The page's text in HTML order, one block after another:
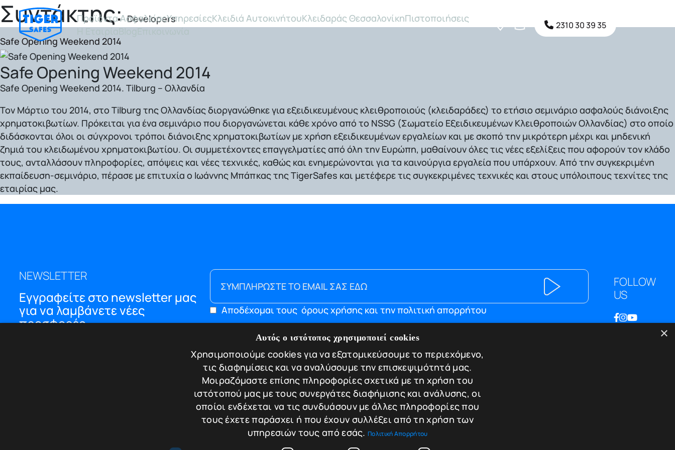
Προϊόντα ΑσφαλείαςΥπηρεσίεςΚλειδιά ΑυτοκινήτουΚλειδαράς ΘεσσαλονίκηΠιστοποιήσεις
Η ΕταιρίαBlogΕπικοινωνία
2310 30 39 35
Συντάκτης:Developers
Safe Opening Weekend 2014
Safe Opening Weekend 2014
Safe Opening Weekend 2014. Tilburg – Ολλανδία
Τον Μάρτιο του 2014, στο Tilburg της Ολλανδίαςδιοργανώθηκε για εξειδικευμένους κλειθροποιούς (κλειδαράδες) το ετήσιο σεμινάριο ασφαλούς διάνοιξης
χρηματοκιβωτίων. Πρόκειται για ένα σεμινάριο που διοργανώνεται κάθε χρόνο από το NSSG (Σωματείο Εξειδικευμένων Κλειθροποιών Ολλανδίας) στο οποίο
διδάσκονται όλοι οι σύγχρονοι τρόποι διάνοιξης χρηματοκιβωτίων με χρήση εξειδικευμένων εργαλείων και με σκοπό την μικρότερη μέχρι και μηδενική
ζημιά του κλειδωμένου χρηματοκιβωτίου. Οι συμμετέχοντεςεπαγγελματίες από όλη την Ευρώπη, μαθαίνουν όλες τις νέες εξελίξεις που αφορούν τον κλάδο
τους, ανταλλάσουν πληροφορίες, απόψεις και νέες τεχνικές, καθώς και ενημερώνονται για τα καινούργια εργαλεία που υπάρχουν. Από την συγκεκριμένη
εκπαίδευση-σεμινάριο, πέρασε με επιτυχία ο Ιωάννης Μπάπκας της TigerSafes και μετέφερε τις συγκεκριμένες τεχνικές και στους υπόλοιπους τεχνίτες της
εταιρίας μας.
NEWSLETTER
Εγγραφείτε στο newsletter μας
για να λαμβάνετε νέες
προσφορές
Αποδέχομαι τουςόρους χρήσης και την πολιτική απορρήτου
FOLLOW
US
Η Εταιρία
Blog
Επικοινωνία
ΠΛΗΡΟΦΟΡΙΕΣ
Υπηρεσίες
Πιστοποιήσεις
Πολιτική απορρήτου
Τρόποι πληρωμής
Πολιτική Επιστροφών /
Ακυρώσεων
×
Αυτός ο ιστότοπος χρησιμοποιεί cookies
Χρησιμοποιούμε cookies για να εξατομικεύσουμε το περιεχόμενο,
τις διαφημίσεις και να αναλύσουμε την επισκεψιμότητά μας.
Μοιραζόμαστε επίσης πληροφορίες σχετικά με τη χρήση του
ιστότοπού μας με τους συνεργάτες διαφήμισης και ανάλυσης, οι
οποίοι ενδέχεται να τις συνδυάσουν με άλλες πληροφορίες που
τους έχετε παράσχει ή που έχουν συλλέξει από τη χρήση των
υπηρεσιών τους από εσάς.Πολιτική Απορρήτου